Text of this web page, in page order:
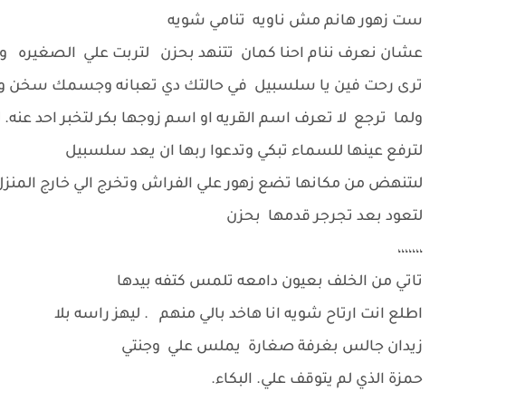
ست زهور هانم مش ناويه تنامي شويه
عشان نعرف ننام احنا كمان تتنهد بحزن لتربت علي الصغيره
ترى رحت فين يا سلسبيل في حالتك دي تعبانه وجسمك
ولما ترجع لا تعرف اسم القريه او اسم زوجها بكر لتخبر احد
لترفع عينها للسماء تبكي وتدعوا ربها ان يعد سلسبيل
لىتنهض من مكانها تضع زهور علي الفراش وتخرج الي خارج
لتعود بعد تجرجر قدمها بحزن
،،،،،،،
تاتي من الخلف بعيون دامعه تلمس كتفه بيدها
اطلع انت ارتاح شويه انا هاخد بالي منهم . ليهز راسه بلا
زيدان جالس بغرفة صغارة يملس علي وجنتي
حمزة الذي لم يتوقف علي. البكاء.